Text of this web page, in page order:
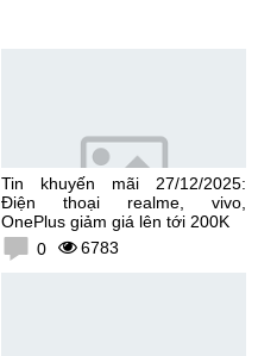
Tin khuyến mãi 27/12/2025:
Điện thoại realme, vivo,
OnePlus giảm giá lên tới 200K
0
6783